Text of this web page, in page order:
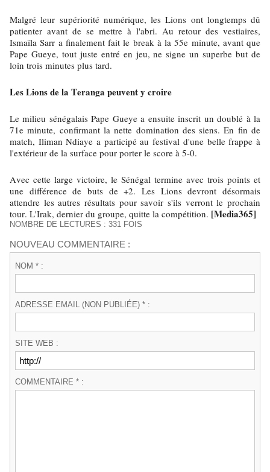
Malgré leur supériorité numérique, les Lions ont longtemps dû
patienter avant de se mettre à l'abri. Au retour des vestiaires,
Ismaïla Sarr a finalement fait le break à la 55e minute, avant que
Pape Gueye, tout juste entré en jeu, ne signe un superbe but de
loin trois minutes plus tard.
Les Lions de la Teranga peuvent y croire
Le milieu sénégalais Pape Gueye a ensuite inscrit un doublé à la
71e minute, confirmant la nette domination des siens. En fin de
match, Iliman Ndiaye a participé au festival d'une belle frappe à
l'extérieur de la surface pour porter le score à 5-0.
Avec cette large victoire, le Sénégal termine avec trois points et
une différence de buts de +2. Les Lions devront désormais
attendre les autres résultats pour savoir s'ils verront le prochain
tour. L'Irak, dernier du groupe, quitte la compétition. [Media365]
NOMBRE DE LECTURES : 331 FOIS
NOUVEAU COMMENTAIRE :
NOM * :
ADRESSE EMAIL (NON PUBLIÉE) * :
SITE WEB :
COMMENTAIRE * :